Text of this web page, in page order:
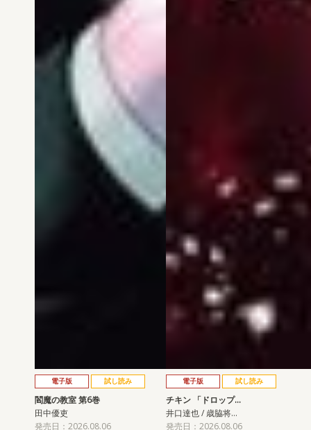
電子版 試し読み
閻魔の教室 第6巻
田中優吏
発売日：2026.08.06
電子版 試し読み
チキン 「ドロップ…
井口達也 / 歳脇将…
発売日：2026.08.06